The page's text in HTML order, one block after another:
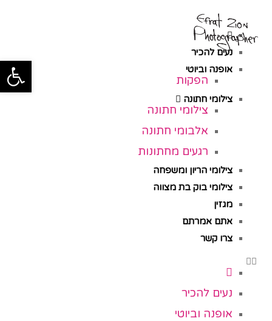
נעים להכיר
אופנה וביוטי
הפקות
צילומי חתונה
צילומי חתונה
אלבומי חתונה
רגעים מחתונות
צילומי הריון ומשפחה
צילומי בוק בת מצווה
מגזין
אתם אמרתם
צרו קשר
נעים להכיר
אופנה וביוטי
פתח